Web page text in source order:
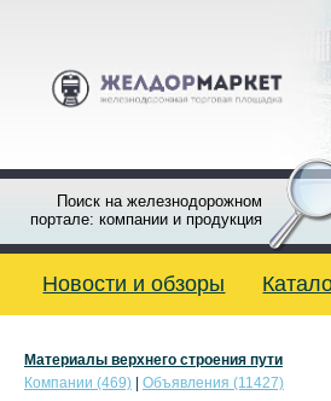
Поиск на железнодорожном
портале: компании и продукция
Новости и обзоры
Материалы верхнего строения пути
Компании (469)
Объявления (11427)